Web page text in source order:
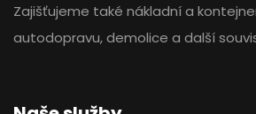
Zajišťujeme také nákladní a
autodopravu, demolice a další